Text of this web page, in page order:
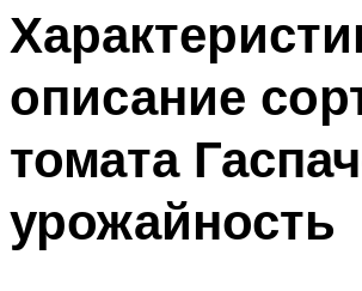
описание
томата
урожайность